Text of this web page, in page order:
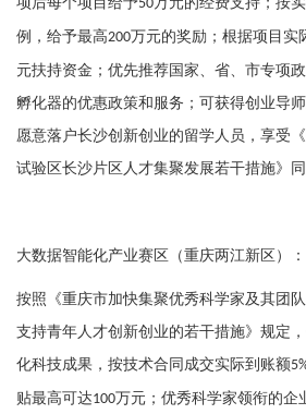
50
例，给予最高200万元的奖励；根据项目实
元扶持资金；优先推荐国家、省、市专项
孵化器的优惠政策和服务；可获得创业导
愿意落户长沙创新创业的留学人员，享受
试验区长沙片区人才集聚发展若干措施》同
大数据智能化产业赛区（重庆两江新区）：
按照《重庆市加快集聚优秀科学家及其团
支持青年人才创新创业的若干措施》规定
化科技成果，按技术合同成交实际到账额
贴最高可达100万元；优秀科学家领衔的企